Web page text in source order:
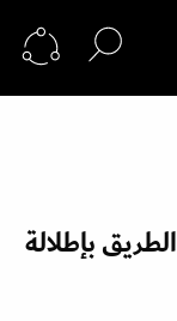
بإطلالة